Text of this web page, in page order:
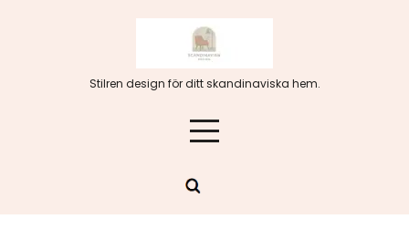
Stilren design för ditt skandinaviska hem.